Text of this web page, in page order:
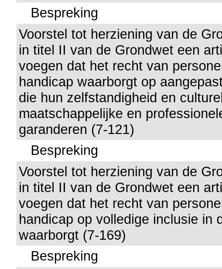
Bespreking
Voorstel tot herziening van de
in titel II van de Grondwet een
voegen dat het recht van
handicap waarborgt op
die hun zelfstandigheid en
maatschappelijke en
garanderen (7-121)
Bespreking
Voorstel tot herziening van de
in titel II van de Grondwet een
voegen dat het recht van
handicap op volledige inclusie in
waarborgt (7-169)
Bespreking